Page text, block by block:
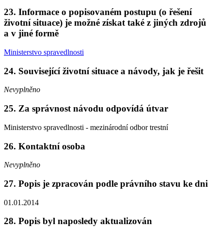
23. Informace o popisovaném postupu (o řešení
životní situace) je možné získat také z jiných zdrojů
a v jiné formě
Ministerstvo spravedlnosti
24. Související životní situace a návody, jak je řešit
Nevyplněno
25. Za správnost návodu odpovídá útvar
Ministerstvo spravedlnosti - mezinárodní odbor trestní
26. Kontaktní osoba
Nevyplněno
27. Popis je zpracován podle právního stavu ke dni
01.01.2014
28. Popis byl naposledy aktualizován